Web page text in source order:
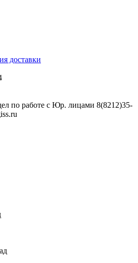
доставки
по работе с Юр. лицами 8(8212)35-